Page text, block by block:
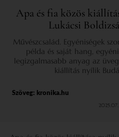
Apa és fia közös
Lukácsi
Művészcsalád. Egyéniségek
példa és saját hang,
legizgalmasabb anyag az
kiállítás nyílik
Szöveg: kronika.hu